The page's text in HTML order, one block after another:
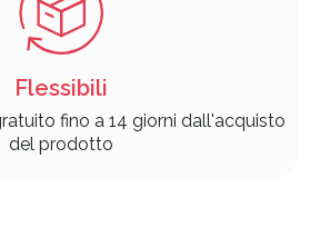
Flessibili
fino a 14 giorni dall'acquisto
del prodotto